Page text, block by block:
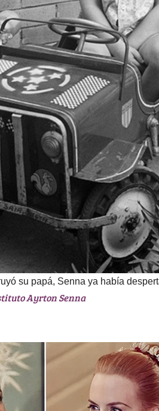
su papá, Senna ya había
Ayrton Senna